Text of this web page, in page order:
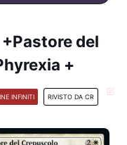
del
+
INFINITI RIVISTO DA CR